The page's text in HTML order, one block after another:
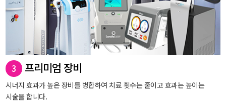
3 프리미엄 장비
시너지 효과가 높은 장비를 병합하여 치료 횟수는 줄이고 효과는 높이는
시술을 합니다.